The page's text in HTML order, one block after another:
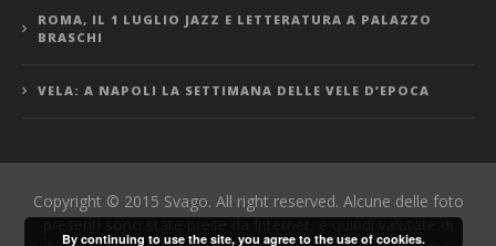
ROMA, IL 1 LUGLIO JAZZ E LETTERATURA A PALAZZO
BRASCHI
VELA: A NAPOLI LA SETTIMANA DELLE VELE D’EPOCA
Copyright © 2015 Svago. All right reserved. Alcune delle foto
presenti sono state prese da Internet, e quindi valutate di
By continuing to use the site, you agree to the use of cookies.